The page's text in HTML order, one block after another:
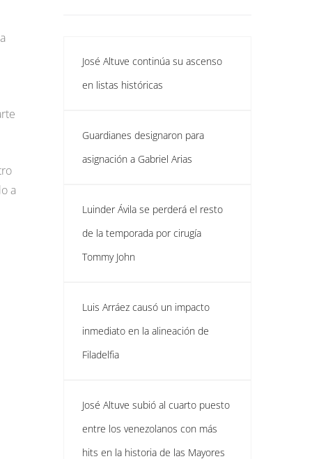
a
José Altuve continúa su ascenso
en listas históricas
Guardianes designaron para
asignación a Gabriel Arias
Luinder Ávila se perderá el resto
de la temporada por cirugía
Tommy John
Luis Arráez causó un impacto
inmediato en la alineación de
Filadelfia
José Altuve subió al cuarto puesto
entre los venezolanos con más
hits en la historia de las Mayores